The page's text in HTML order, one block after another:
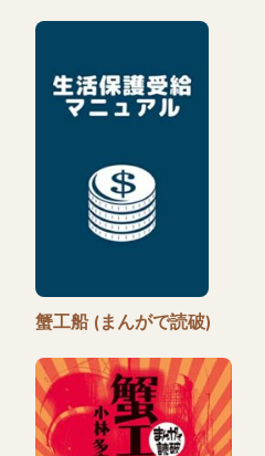
蟹工船 (まんがで読破)